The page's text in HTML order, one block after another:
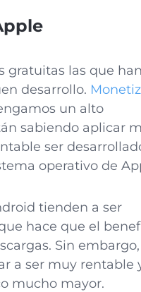
gratuitas las que han
desarrollo.
un alto
sabiendo aplicar
ser
operativo de
tienden a ser
hace que el
Sin embargo,
a ser muy rentable
mucho mayor.